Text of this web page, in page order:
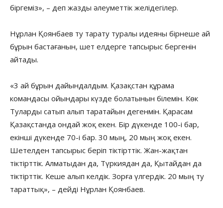
біргеміз», – деп жазды әлеуметтік желідегілер.
Нұрлан Қоянбаев ту тарату туралы идеяны бірнеше ай
бұрын бастағанын, шет елдерге тапсырыс бергенін
айтады.
«3 ай бұрын дайындалдым. Қазақстан құрама
командасы ойындары күзде болатынын білемін. Көк
Туларды сатып алып таратайын дегенмін. Қарасам
Қазақстанда ондай жоқ екен. Бір дүкенде 100-і бар,
екінші дүкенде 70-і бар. 30 мың, 20 мың жоқ екен.
Шетелден тапсырыс беріп тіктірттік. Жан-жақтан
тіктірттік. Алматыдан да, Түркиядан да, Қытайдан да
тіктірттік. Кеше алып келдік. Зорға үлгердік. 20 мың ту
тараттық», – дейді Нұрлан Қоянбаев.